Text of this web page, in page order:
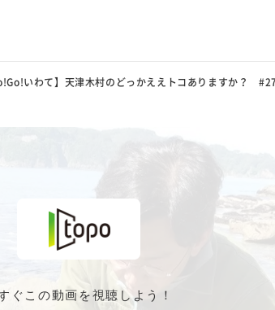
いわて】天津木村のどっかええトコありますか？
ぐこの動画を視聴しよう！